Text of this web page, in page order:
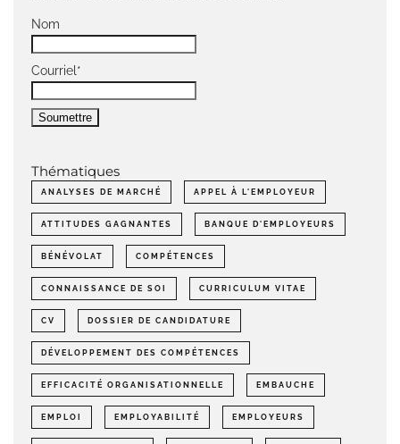
Nom
Courriel*
Thématiques
ANALYSES DE MARCHÉ APPEL À L'EMPLOYEUR
ATTITUDES GAGNANTES BANQUE D'EMPLOYEURS
BÉNÉVOLAT COMPÉTENCES
CONNAISSANCE DE SOI CURRICULUM VITAE
CV DOSSIER DE CANDIDATURE
DÉVELOPPEMENT DES COMPÉTENCES
EFFICACITÉ ORGANISATIONNELLE EMBAUCHE
EMPLOI EMPLOYABILITÉ EMPLOYEURS